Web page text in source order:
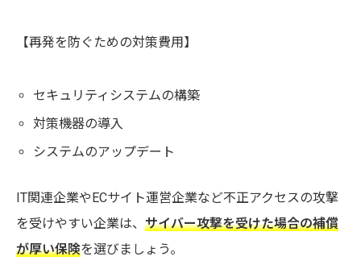
【再発を防ぐための対策費用】
セキュリティシステムの構築
対策機器の導入
システムのアップデート
IT関連企業やECサイト運営企業など不正アクセスの攻撃
を受けやすい企業は、 サイバー攻撃を受けた場合の補償
が厚い保険を選びましょう。